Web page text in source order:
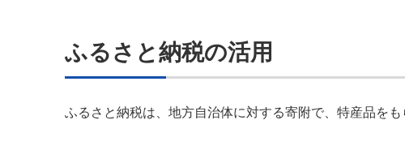
ふるさと納税の活用
ふるさと納税は、地方自治体に対する寄附で、特産品をも